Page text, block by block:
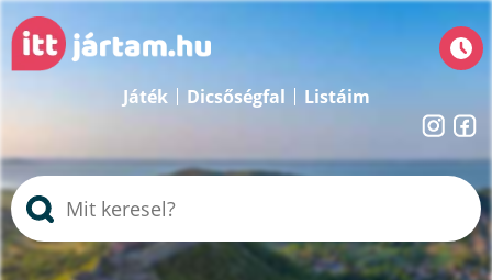
Játék Dicsőségfal Listáim